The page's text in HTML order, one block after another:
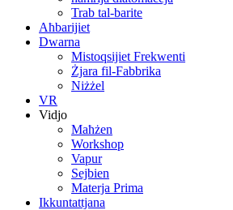
Trab tal-barite
Aħbarijiet
Dwarna
Mistoqsijiet Frekwenti
Żjara fil-Fabbrika
Niżżel
VR
Vidjo
Maħżen
Workshop
Vapur
Sejbien
Materja Prima
Ikkuntattjana